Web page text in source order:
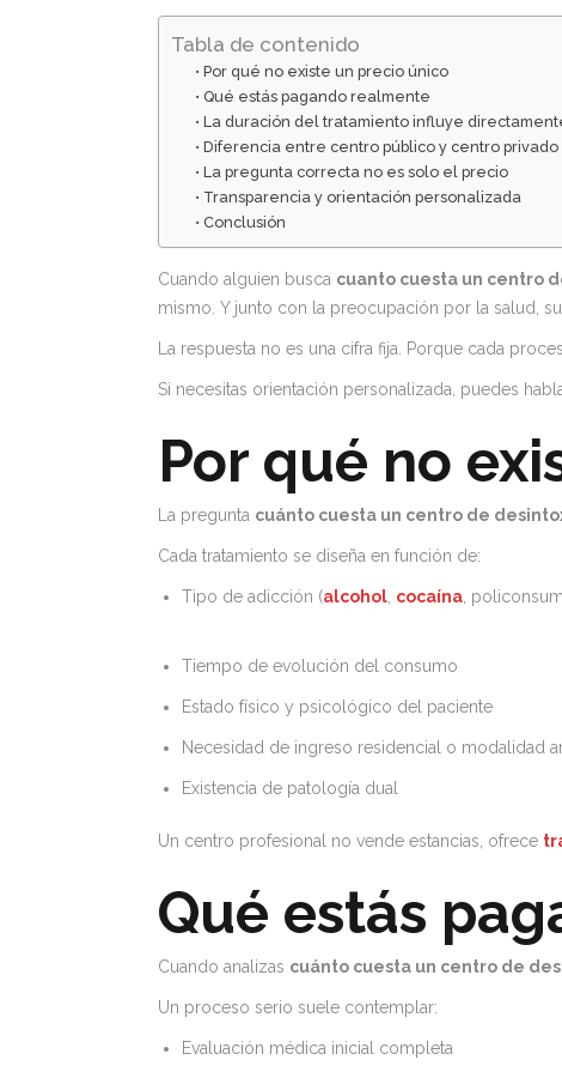
Tabla de contenido
Por qué no existe un precio único
Qué estás pagando realmente
La duración del tratamiento influye
Diferencia entre centro público y centro privado
La pregunta correcta no es solo el precio
Transparencia y orientación personalizada
Conclusión
Cuando alguien busca cuanto cuesta un centro
mismo. Y junto con la preocupación por la salud,
La respuesta no es una cifra fija. Porque cada
Si necesitas orientación personalizada, puedes
Por qué no
La pregunta cuánto cuesta un centro de
Cada tratamiento se diseña en función de:
Tipo de adicción (alcohol, cocaína,
Tiempo de evolución del consumo
Estado físico y psicológico del paciente
Necesidad de ingreso residencial o modalidad
Existencia de patología dual
Un centro profesional no vende estancias, ofrece
Qué estás
Cuando analizas cuánto cuesta un centro de
Un proceso serio suele contemplar:
Evaluación médica inicial completa